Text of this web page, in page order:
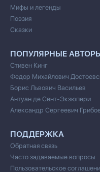
Мифы и легенды
Поэзия
Сказки
ПОПУЛЯРНЫЕ
Стивен Кинг
Федор Михайлович
Борис Львович Васильев
Антуан де Сент-Экзюпери
Александр Сергеевич
ПОДДЕРЖКА
Обратная связь
Часто задаваемые вопросы
Пользовательское